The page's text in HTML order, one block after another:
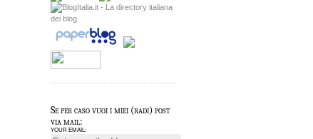
Se per caso vuoi i miei (radi) post
via mail:
YOUR EMAIL: